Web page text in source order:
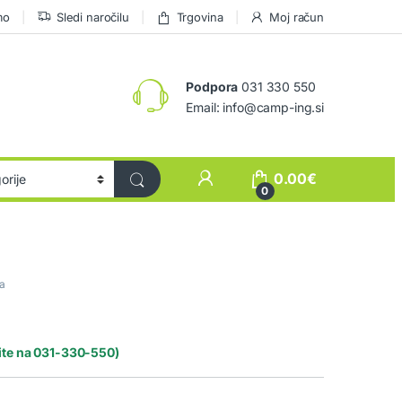
Sledi naročilu Trgovina Moj račun
Podpora 031 330 550
Email: info@camp-ing.si
0
0.00€
na 031-330-550)